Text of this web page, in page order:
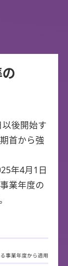
後開始す
首から強
年4月1日
業年度の